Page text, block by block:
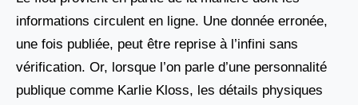
informations circulent en ligne. Une donnée erronée,
une fois publiée, peut être reprise à l’infini sans
vérification. Or, lorsque l’on parle d’une personnalité
publique comme Karlie Kloss, les détails physiques